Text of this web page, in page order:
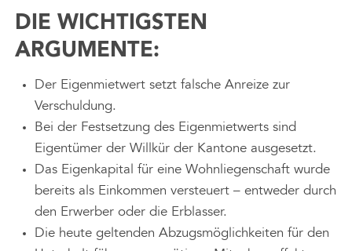
DIE WICHTIGSTEN
ARGUMENTE:
Der Eigenmietwert setzt falsche Anreize zur
Verschuldung.
Bei der Festsetzung des Eigenmietwerts sind
Eigentümer der Willkür der Kantone ausgesetzt.
Das Eigenkapital für eine Wohnliegenschaft wurde
bereits als Einkommen versteuert – entweder durch
den Erwerber oder die Erblasser.
Die heute geltenden Abzugsmöglichkeiten für den